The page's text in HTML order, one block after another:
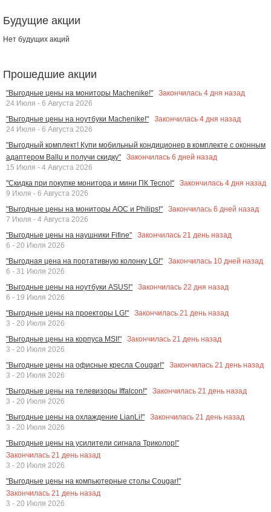
Будущие акции
Нет будущих акций
Прошедшие акции
"Выгодные цены на мониторы Machenike!" Закончилась 4 дня назад
24 Июля - 6 Августа 2026
"Выгодные цены на ноутбуки Machenike!"
Закончилась 4 дня назад
24 Июля - 6 Августа 2026
"Выгодный комплект! Купи мобильный кондиционер в комплекте с оконным
адаптером Ballu и получи скидку"
Закончилась 6 дней назад
15 Июля - 4 Августа 2026
"Скидка при покупке монитора и мини ПК Tecno!"
Закончилась 4 дня назад
9 Июля - 6 Августа 2026
"Выгодные цены на мониторы AOC и Philips!"
Закончилась 6 дней назад
7 Июля - 4 Августа 2026
"Выгодные цены на наушники Fifine"
Закончилась 21 день назад
6 - 20 Июля 2026
"Выгодная цена на портативную колонку LG!"
Закончилась 10 дней назад
6 - 31 Июля 2026
"Выгодные цены на ноутбуки ASUS!"
Закончилась 22 дня назад
6 - 19 Июля 2026
"Выгодные цены на проекторы LG!"
Закончилась 21 день назад
3 - 20 Июля 2026
"Выгодные цены на корпуса MSI!"
Закончилась 21 день назад
3 - 20 Июля 2026
"Выгодные цены на офисные кресла Cougar!"
Закончилась 21 день назад
3 - 20 Июля 2026
"Выгодные цены на телевизоры Iffalcon!"
Закончилась 21 день назад
3 - 20 Июля 2026
"Выгодные цены на охлаждение LianLi!"
Закончилась 21 день назад
3 - 20 Июля 2026
"Выгодные цены на усилители сигнала Триколор!"
Закончилась 21 день назад
3 - 20 Июля 2026
"Выгодные цены на компьютерные столы Cougar!"
Закончилась 21 день назад
3 - 20 Июля 2026